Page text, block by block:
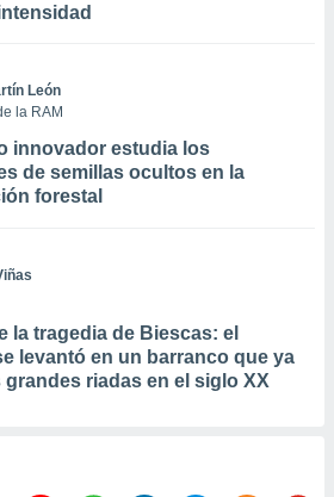
León
la RAM
innovador estudia los
de semillas ocultos en la
forestal
la tragedia de Biescas: el
levantó en un barranco que ya
riadas en el siglo XX